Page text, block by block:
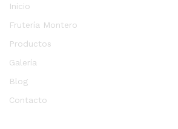
Inicio
Frutería Montero
Productos
Galería
Blog
Contacto